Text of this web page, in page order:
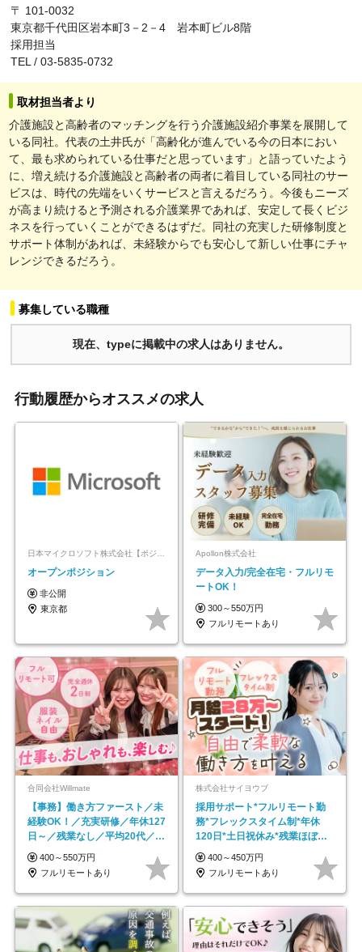
〒 101-0032
東京都千代田区岩本町3－2－4 岩本町ビル8階
採用担当
TEL / 03-5835-0732
取材担当者より
介護施設と高齢者のマッチングを行う介護施設紹介事業を展開して
いる同社。代表の土井氏が「高齢化が進んでいる今の日本におい
て、最も求められている仕事だと思っています」と語っていたよう
に、増え続ける介護施設と高齢者の両者に着目している同社のサー
ビスは、時代の先端をいくサービスと言えるだろう。今後もニーズ
が高まり続けると予測される介護業界であれば、安定して長くビジ
ネスを行っていくことができるはずだ。同社の充実した研修制度と
サポート体制があれば、未経験からでも安心して新しい仕事にチャ
レンジできるだろう。
募集している職種
現在、typeに掲載中の求人はありません。
行動履歴からオススメの求人
オープンポジション
非公開
東京都
Apollon株式会社
データ入力/完全在宅・フルリモ
ートOK！
300～550万円
フルリモートあり
合同会社Willmate
【事務】働き方ファースト／未
経験OK！／充実研修／年休127
日～／残業なし／平均20代／リ
モートOK
400～550万円
フルリモートあり
株式会社サイヨウブ
採用サポート*フルリモート勤
務*フレックスタイム制*年休
120日*土日祝休み*残業ほぼな
し*育児中社員8割以上
400～450万円
フルリモートあり